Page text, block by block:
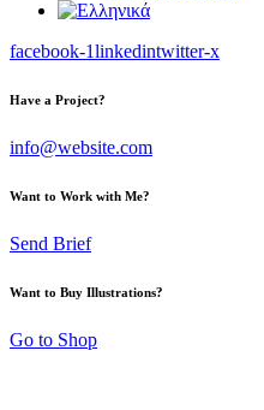
facebook-1linkedintwitter-x
Have a Project?
info@website.com
Want to Work with Me?
Send Brief
Want to Buy Illustrations?
Go to Shop